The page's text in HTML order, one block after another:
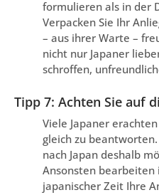
formulieren als in der
Verpacken Sie Ihr
– aus ihrer Warte –
nicht nur Japaner
schroffen,
Tipp 7: Achten Sie auf
Viele Japaner
gleich zu
nach Japan deshalb
Ansonsten bearbeiten
japanischer Zeit Ihre